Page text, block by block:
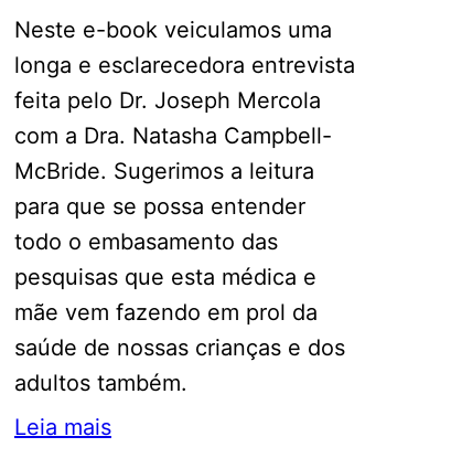
Neste e-book veiculamos uma
longa e esclarecedora entrevista
feita pelo Dr. Joseph Mercola
com a Dra. Natasha Campbell-
McBride. Sugerimos a leitura
para que se possa entender
todo o embasamento das
pesquisas que esta médica e
mãe vem fazendo em prol da
saúde de nossas crianças e dos
adultos também.
Leia mais